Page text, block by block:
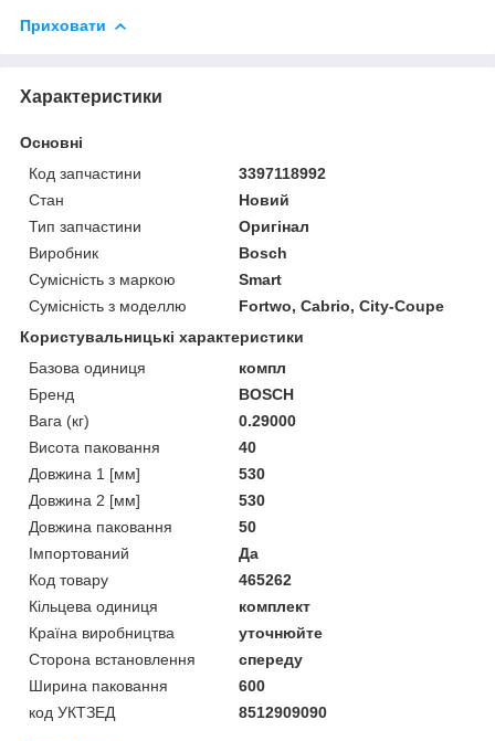
Приховати
Характеристики
Основні
Код запчастини
3397118992
Стан
Новий
Тип запчастини
Оригінал
Виробник
Bosch
Сумісність з маркою
Smart
Сумісність з моделлю
Fortwo, Cabrio, City-Coupe
Користувальницькі характеристики
Базова одиниця
компл
Бренд
BOSCH
Вага (кг)
0.29000
Висота паковання
40
Довжина 1 [мм]
530
Довжина 2 [мм]
530
Довжина паковання
50
Імпортований
Да
Код товару
465262
Кільцева одиниця
комплект
Країна виробництва
уточнюйте
Сторона встановлення
спереду
Ширина паковання
600
код УКТЗЕД
8512909090